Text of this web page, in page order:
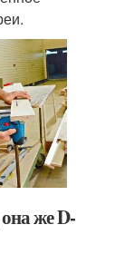
же D-